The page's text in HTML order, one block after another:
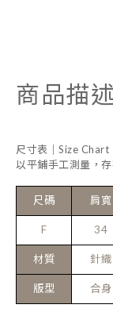
商品描述
尺寸表｜Size Chart
以平鋪手工測量，
尺碼 肩寬
F 34
材質 針織
版型 合身